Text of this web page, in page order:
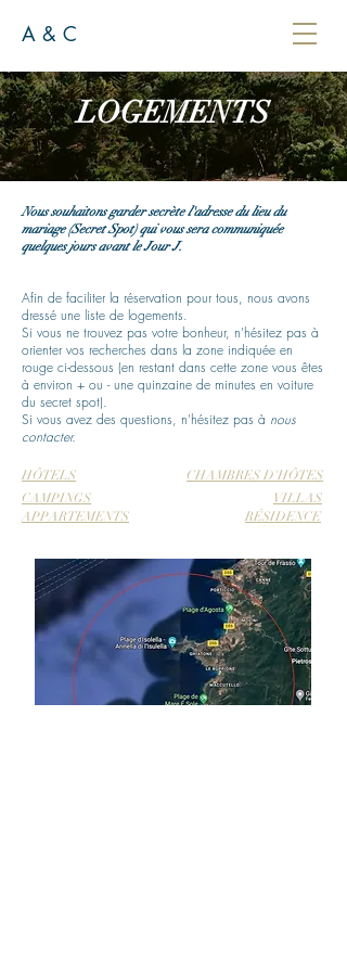
A & C
LOGEMENTS
Nous souhaitons garder secrète l'adresse du lieu du
mariage (Secret Spot) qui vous sera communiquée
quelques jours avant le Jour J.
Afin de faciliter la réservation pour tous, nous avons
dressé une liste de logements.
Si vous ne trouvez pas votre bonheur, n'hésitez pas à
orienter vos recherches dans la zone indiquée en
rouge ci-dessous (en restant dans cette zone vous êtes
à environ + ou - une quinzaine de minutes en voiture
du secret spot).
Si vous avez des questions, n'hésitez pas à nous
contacter.
HÔTELS
CAMPINGS
APPARTEMENTS
CHAMBRES D'HÔTES
VILLAS
RÉSIDENCE